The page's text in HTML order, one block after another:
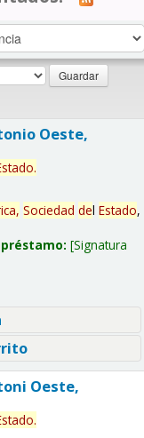
Oeste,
.
Sociedad del Estado,
Signatura
Oeste,
.